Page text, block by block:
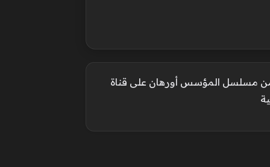
مسلسل المؤسس أورهان على قناة